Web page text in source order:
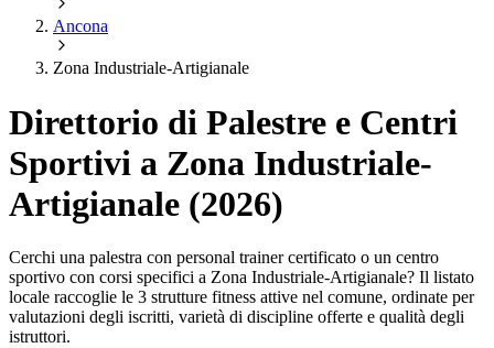
Ancona
Zona Industriale-Artigianale
Direttorio di Palestre e Centri
Sportivi a Zona Industriale-
Artigianale (2026)
Cerchi una palestra con personal trainer certificato o un centro
sportivo con corsi specifici a Zona Industriale-Artigianale? Il listato
locale raccoglie le 3 strutture fitness attive nel comune, ordinate per
valutazioni degli iscritti, varietà di discipline offerte e qualità degli
istruttori.